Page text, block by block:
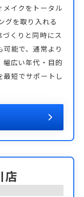
メイクをトータル
グを取り入れる
づくりと同時にス
可能で、通常より
幅広い年代・目的
最短でサポートし
店